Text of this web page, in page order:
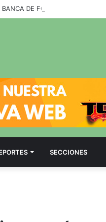
SECCIONES